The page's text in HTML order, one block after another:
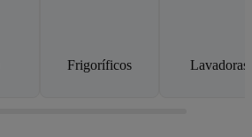
Frigoríficos Lavadoras